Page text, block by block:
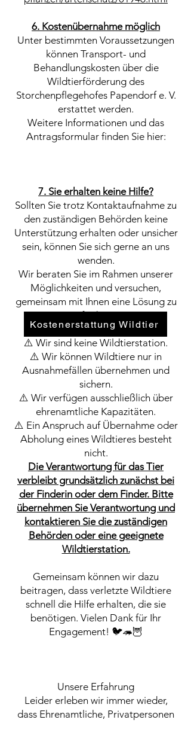
6. Kostenübernahme möglich
Unter bestimmten Voraussetzungen
können Transport- und
Behandlungskosten über die
Wildtierförderung des
Storchenpflegehofes Papendorf e. V.
erstattet werden.
Weitere Informationen und das
Antragsformular finden Sie hier:
7. Sie erhalten keine Hilfe?
Sollten Sie trotz Kontaktaufnahme zu
den zuständigen Behörden keine
Unterstützung erhalten oder unsicher
sein, können Sie sich gerne an uns
wenden.
Wir beraten Sie im Rahmen unserer
Möglichkeiten und versuchen,
gemeinsam mit Ihnen eine Lösung zu
finden.
Bitte beachten Sie
⚠️ Wir sind keine Wildtierstation.
⚠️ Wir können Wildtiere nur in
Ausnahmefällen übernehmen und
sichern.
⚠️ Wir verfügen ausschließlich über
ehrenamtliche Kapazitäten.
⚠️ Ein Anspruch auf Übernahme oder
Abholung eines Wildtieres besteht
nicht.
Die Verantwortung für das Tier
verbleibt grundsätzlich zunächst bei
der Finderin oder dem Finder. Bitte
übernehmen Sie Verantwortung und
kontaktieren Sie die zuständigen
Behörden oder eine geeignete
Wildtierstation.
Gemeinsam können wir dazu
beitragen, dass verletzte Wildtiere
schnell die Hilfe erhalten, die sie
benötigen. Vielen Dank für Ihr
Engagement! 🐦🦔🦉
Unsere Erfahrung
Leider erleben wir immer wieder,
dass Ehrenamtliche, Privatpersonen
Kostenerstattung Wildtier